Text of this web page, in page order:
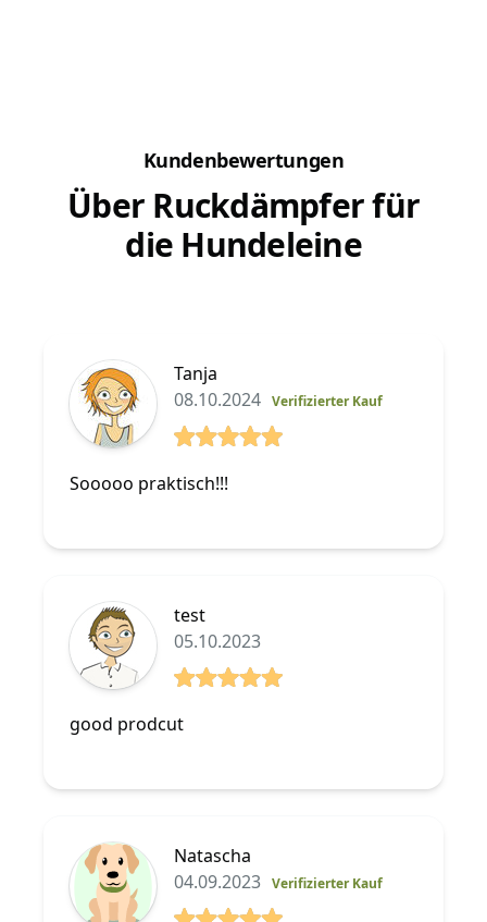
Kundenbewertungen
Über Ruckdämpfer für
die Hundeleine
Tanja
08.10.2024 Verifizierter Kauf
Sooooo praktisch!!!
test
05.10.2023
good prodcut
Natascha
04.09.2023 Verifizierter Kauf